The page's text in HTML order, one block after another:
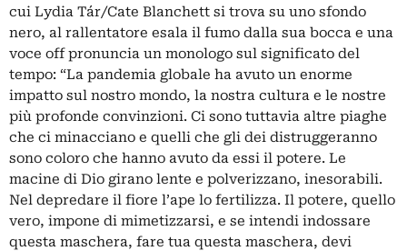
cui Lydia Tár/Cate Blanchett si trova su uno sfondo
nero, al rallentatore esala il fumo dalla sua bocca e una
voce off pronuncia un monologo sul significato del
tempo: “La pandemia globale ha avuto un enorme
impatto sul nostro mondo, la nostra cultura e le nostre
più profonde convinzioni. Ci sono tuttavia altre piaghe
che ci minacciano e quelli che gli dei distruggeranno
sono coloro che hanno avuto da essi il potere. Le
macine di Dio girano lente e polverizzano, inesorabili.
Nel depredare il fiore l’ape lo fertilizza. Il potere, quello
vero, impone di mimetizzarsi, e se intendi indossare
questa maschera, fare tua questa maschera, devi